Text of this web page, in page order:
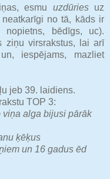
esmu uzdūries uz
no tā, kāds ir
nopietns, bēdīgs, uc).
ziņu virsrakstus, lai arī
iespējams, mazliet
jeb 39. laidiens.
TOP 3:
viņa alga bijusi pārāk
ķēķus
un 16 gadus ēd